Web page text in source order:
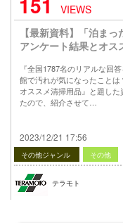
VIEWS
【最新資料】「泊ま
アンケート結果とオス
『全国1787名のリアルな回
館で汚れが気になったことは
オススメ清掃用品』と題し
たので、紹介させて…
2023/12/21 17:56
その他ジャンル その他
テラモト